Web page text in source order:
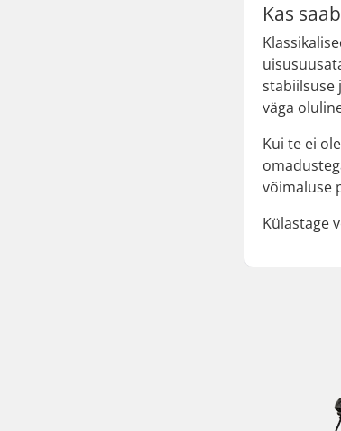
Kas
stabiilsuse
väga
Kui te ei
võimaluse
Külastage